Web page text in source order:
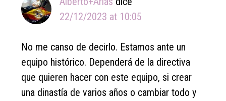
22/12/2023 at 10:05
No me canso de decirlo. Estamos ante un
equipo histórico. Dependerá de la directiva
que quieren hacer con este equipo, si crear
una dinastía de varios años o cambiar todo y